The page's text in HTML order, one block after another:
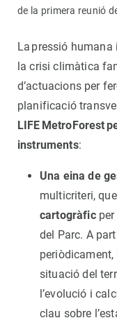
de la primera reunió
La pressió
la crisi climàtica
d’actuacions per
planificació
LIFE MetroForest
instruments:
Una eina de
multicriteri,
cartogràficper
del Parc. A
periòdicament,
situació del
l’evolució i
clau sobre